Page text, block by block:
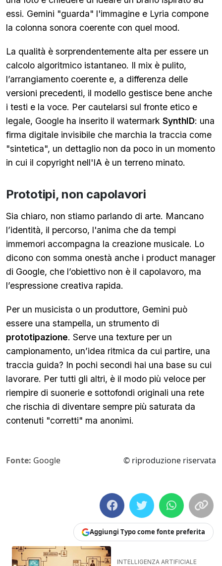
essi. Gemini "guarda" l'immagine e Lyria compone
la colonna sonora coerente con quel mood.
La qualità è sorprendentemente alta per essere un
calcolo algoritmico istantaneo. Il mix è pulito,
l’arrangiamento coerente e, a differenza delle
versioni precedenti, il modello gestisce bene anche
i testi e la voce. Per cautelarsi sul fronte etico e
legale, Google ha inserito il watermark SynthID: una
firma digitale invisibile che marchia la traccia come
"sintetica", un dettaglio non da poco in un momento
in cui il copyright nell'IA è un terreno minato.
Prototipi, non capolavori
Sia chiaro, non stiamo parlando di arte. Mancano
l’identità, il percorso, l'anima che da tempi
immemori accompagna la creazione musicale. Lo
dicono con somma onestà anche i product manager
di Google, che l’obiettivo non è il capolavoro, ma
l’espressione creativa rapida.
Per un musicista o un produttore, Gemini può
essere una stampella, un strumento di
prototipazione. Serve una texture per un
campionamento, un’idea ritmica da cui partire, una
traccia guida? In pochi secondi hai una base su cui
lavorare. Per tutti gli altri, è il modo più veloce per
riempire di suonerie e sottofondi originali una rete
che rischia di diventare sempre più saturata da
contenuti "corretti" ma anonimi.
Fonte: Google © riproduzione riservata
Aggiungi Typo come fonte preferita
INTELLIGENZA ARTIFICIALE